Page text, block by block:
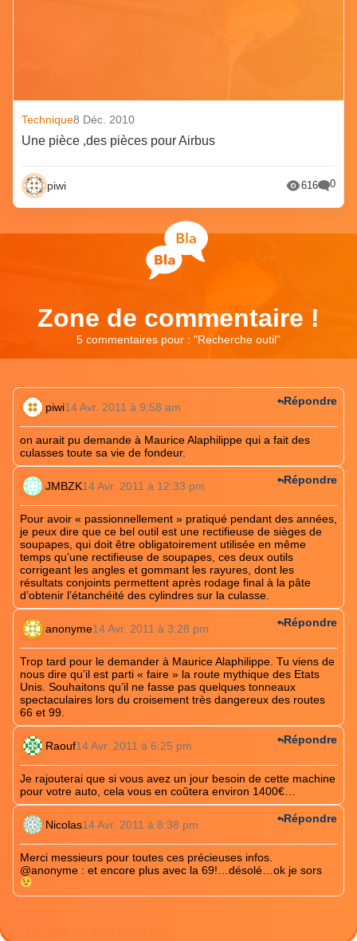
Technique8 Déc. 2010
Une pièce ,des pièces pour Airbus
piwi 616 0
Zone de commentaire !
5 commentaires pour : "Recherche outil"
piwi14 Avr. 2011 à 9:58 am
on aurait pu demande à Maurice Alaphilippe qui a fait des
culasses toute sa vie de fondeur.
Répondre
JMBZK14 Avr. 2011 à 12:33 pm
Pour avoir « passionnellement » pratiqué pendant des années,
je peux dire que ce bel outil est une rectifieuse de sièges de
soupapes, qui doit être obligatoirement utilisée en même
temps qu’une rectifieuse de soupapes, ces deux outils
corrigeant les angles et gommant les rayures, dont les
résultats conjoints permettent après rodage final à la pâte
d’obtenir l’étanchéité des cylindres sur la culasse.
Répondre
anonyme14 Avr. 2011 à 3:28 pm
Trop tard pour le demander à Maurice Alaphilippe. Tu viens de
nous dire qu’il est parti « faire » la route mythique des Etats
Unis. Souhaitons qu’il ne fasse pas quelques tonneaux
spectaculaires lors du croisement très dangereux des routes
66 et 99.
Répondre
Raouf14 Avr. 2011 à 6:25 pm
Je rajouterai que si vous avez un jour besoin de cette machine
pour votre auto, cela vous en coûtera environ 1400€…
Répondre
Nicolas14 Avr. 2011 à 8:38 pm
Merci messieurs pour toutes ces précieuses infos.
@anonyme : et encore plus avec la 69!…désolé…ok je sors
Répondre